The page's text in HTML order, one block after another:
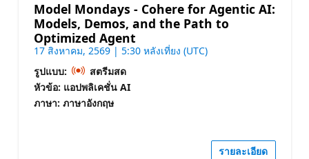
Model Mondays - Cohere for Agentic AI:
Models, Demos, and the Path to
Optimized Agent
17 สิงหาคม, 2569 | 5:30 หลังเที่ยง (UTC)
รูปแบบ:
สตรีมสด
หัวข้อ: แอปพลิเคชั่น AI
ภาษา: ภาษาอังกฤษ
รายละเอียด